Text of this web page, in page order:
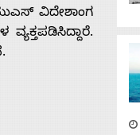
ವಿದೇಶಾಂಗ